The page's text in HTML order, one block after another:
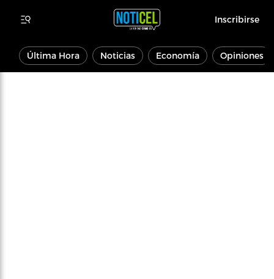
Inscribirse
Última Hora Noticias Economía Opiniones